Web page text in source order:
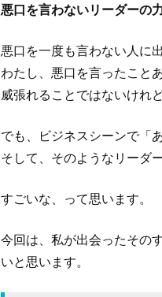
悪口を言わないリーダーの
悪口を一度も言わない人に
わたし、悪口を言ったこと
威張れることではないけれ
でも、ビジネスシーンで「
そして、そのようなリーダ
すごいな、って思います。
今回は、私が出会ったその
いと思います。